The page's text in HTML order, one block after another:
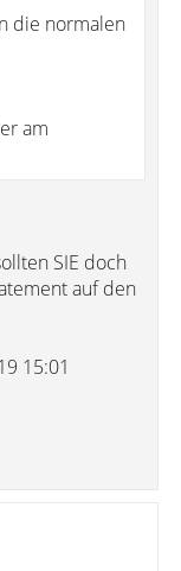
die normalen
am
SIE doch
auf den
15:01